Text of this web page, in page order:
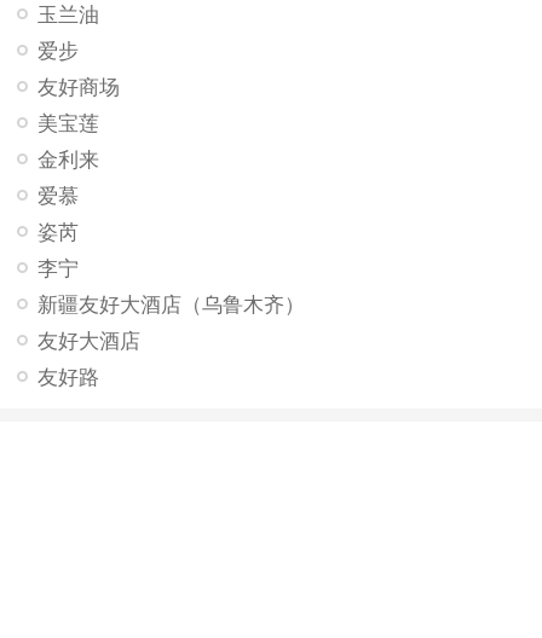
玉兰油
爱步
友好商场
美宝莲
金利来
爱慕
姿芮
李宁
新疆友好大酒店（乌鲁木齐）
友好大酒店
友好路